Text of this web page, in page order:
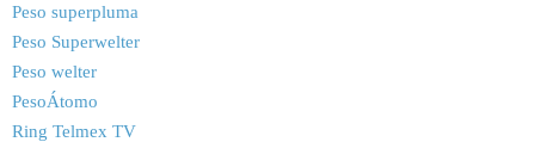
Peso superpluma
Peso Superwelter
Peso welter
PesoÁtomo
Ring Telmex TV